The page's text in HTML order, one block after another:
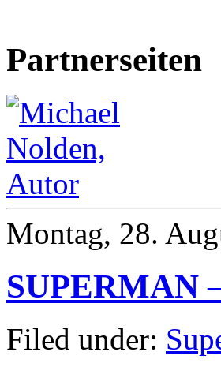
Partnerseiten
Montag, 28.
SUPERMAN
Filed under: